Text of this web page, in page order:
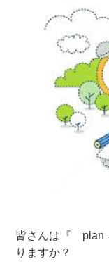
皆さんは『 plan
りますか？